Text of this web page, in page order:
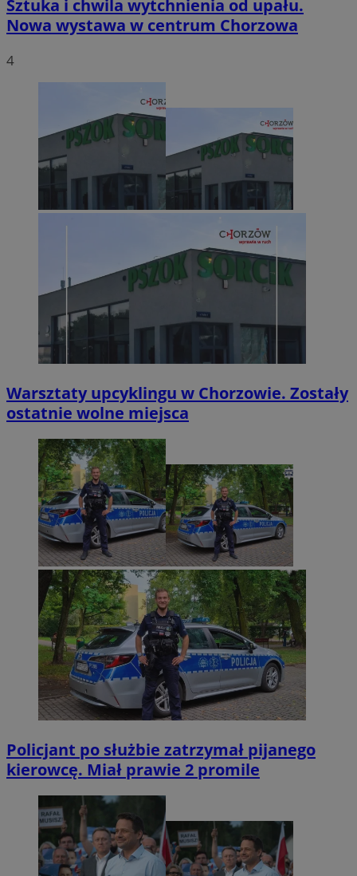
Sztuka i chwila wytchnienia od upału.
Nowa wystawa w centrum Chorzowa
4
Warsztaty upcyklingu w Chorzowie. Zostały
ostatnie wolne miejsca
Policjant po służbie zatrzymał pijanego
kierowcę. Miał prawie 2 promile